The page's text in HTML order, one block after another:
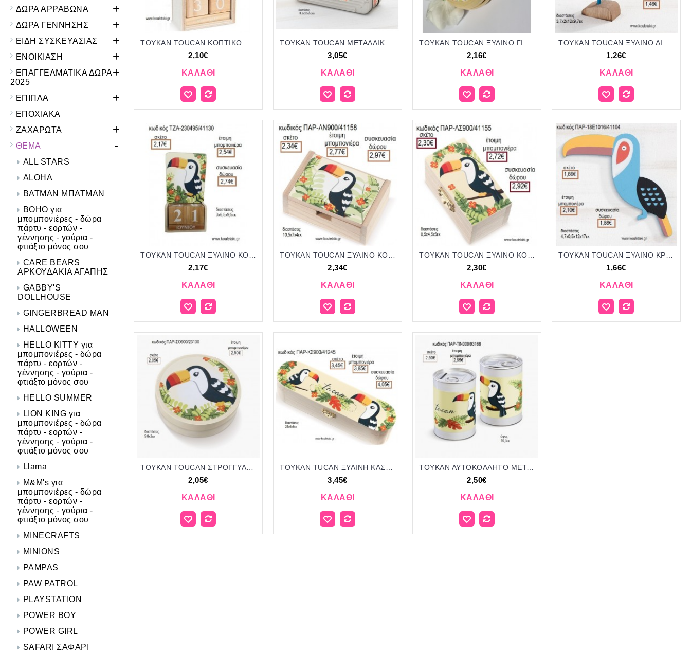
ΔΩΡΑ ΑΡΡΑΒΩΝΑ +
ΔΩΡΑ ΓΕΝΝΗΣΗΣ +
ΕΙΔΗ ΣΥΣΚΕΥΑΣΙΑΣ +
ΕΝΟΙΚΙΑΣΗ +
ΕΠΑΓΓΕΛΜΑΤΙΚΑ ΔΩΡΑ
2025
+
ΕΠΙΠΛΑ +
ΕΠΟΧΙΑΚΑ
ΖΑΧΑΡΩΤΑ
+
ΘΕΜΑ -
ALL STARS
ALOHA
BATMAN ΜΠΑΤΜΑΝ
BOHO για
μπομπονιέρες - δώρα
πάρτυ - εορτών -
γέννησης - γούρια -
φτιάξτο μόνος σου
CARE BEARS
ΑΡΚΟΥΔΑΚΙΑ ΑΓΑΠΗΣ
GABBY'S
DOLLHOUSE
GINGERBREAD MAN
HALLOWEEN
HELLO KITTY για
μπομπονιέρες - δώρα
πάρτυ - εορτών -
γέννησης - γούρια -
φτιάξτο μόνος σου
HELLO SUMMER
LION KING για
μπομπονιέρες - δώρα
πάρτυ - εορτών -
γέννησης - γούρια -
φτιάξτο μόνος σου
Llama
M&M's για
μπομπονιέρες - δώρα
πάρτυ - εορτών -
γέννησης - γούρια -
φτιάξτο μόνος σου
MINECRAFTS
MINIONS
PAMPAS
PAW PATROL
PLAYSTATION
POWER BOY
POWER GIRL
SAFARI ΣΑΦΑΡΙ
2,10€
ΚΑΛΆΘΙ
3,05€
ΚΑΛΆΘΙ
2,16€
ΚΑΛΆΘΙ
1,26€
ΚΑΛΆΘΙ
2,17€
ΚΑΛΆΘΙ
2,34€
ΚΑΛΆΘΙ
2,30€
ΚΑΛΆΘΙ
1,66€
ΚΑΛΆΘΙ
ΤΟΥΚΑΝ TOUCAN ΣΤΡΟΓΓΥΛΟ ΞΥΛΙΝΟ ΚΟΥΤΑΚΙ ΜΕ ΑΥΤΟΚΟΛΛΗΤΟ για μπομπονιέρες γούρι δώρο ΠΑΡ-ΣΟ900/22130 2.05€!!!
2,05€
ΚΑΛΆΘΙ
ΤΟΥΚΑΝ TUCAN ΞΥΛΙΝΗ ΚΑΣΕΤΙΝΑ ΜΕ ΑΥΤΟΚΟΛΛΗΤΟ για μπομπονιέρες - δώρα πάρτυ - εορτών - γέννησης - γούρια - φτιάξτο μόνος σου ΠΑΡ-ΚΣ900/41245 3.45€!!!
3,45€
ΚΑΛΆΘΙ
ΤΟΥΚΑΝ ΑΥΤΟΚΟΛΛΗΤΟ ΜΕΤΑΛΛΙΚΟΣ ΚΟΥΜΠΑΡΑΣ ΚΟΝΣΕΡΒΑ για μπομπονιέρες γούρι δώρο ΠΑΡ-ΤΙΝ009/93168 2.50€!!!
2,50€
ΚΑΛΆΘΙ